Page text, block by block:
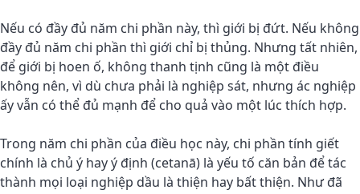
Nếu có đầy đủ năm chi phần này, thì giới bị đứt. Nếu không
đầy đủ năm chi phần thì giới chỉ bị thủng. Nhưng tất nhiên,
để giới bị hoen ố, không thanh tịnh cũng là một điều
không nên, vì dù chưa phải là nghiệp sát, nhưng ác nghiệp
ấy vẫn có thể đủ mạnh để cho quả vào một lúc thích hợp.
Trong năm chi phần của điều học này, chi phần tính giết
chính là chủ ý hay ý định (cetanā) là yếu tố căn bản để tác
thành mọi loại nghiệp dầu là thiện hay bất thiện. Như đã